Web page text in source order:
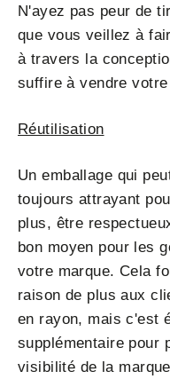
N'ayez pas peur de
que vous veillez à
à travers la
suffire à vendre
Réutilisation
Un emballage qui
toujours attrayant
plus, être
bon moyen pour les
votre marque. Cela
raison de plus aux
en rayon, mais c'est
supplémentaire pour
visibilité de la